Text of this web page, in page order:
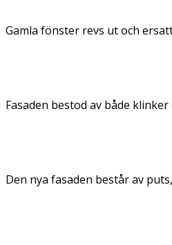
Gamla fönster revs ut och
Fasaden bestod av både
Den nya fasaden består av